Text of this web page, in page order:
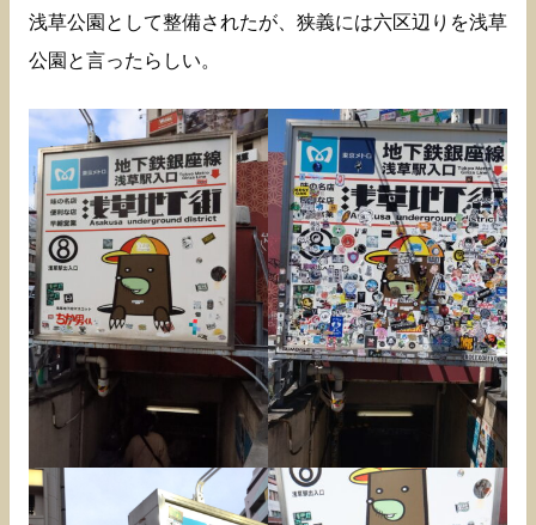
浅草公園として整備されたが、狭義には六区辺りを浅草
公園と言ったらしい。